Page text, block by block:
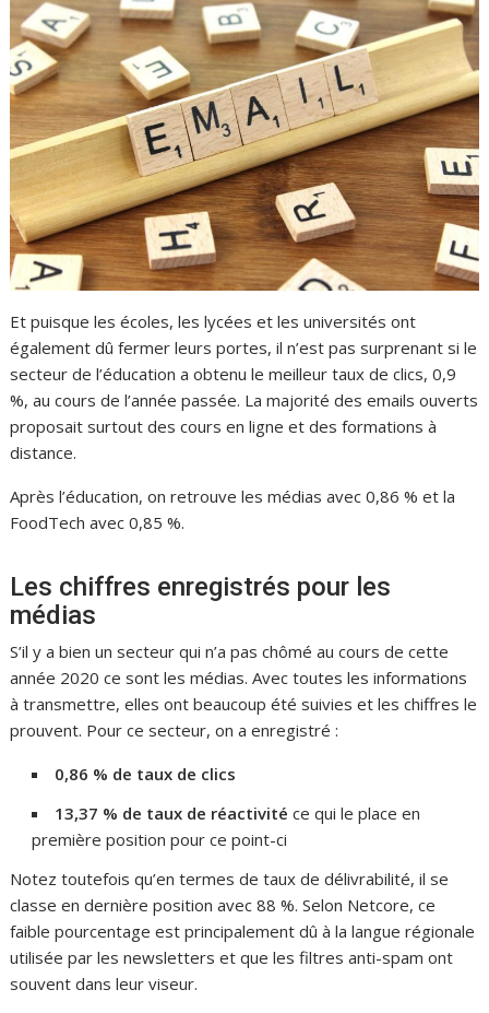
Et puisque les écoles, les lycées et les universités ont
également dû fermer leurs portes, il n’est pas surprenant si le
secteur de l’éducation a obtenu le meilleur taux de clics, 0,9
%, au cours de l’année passée. La majorité des emails ouverts
proposait surtout des cours en ligne et des formations à
distance.
Après l’éducation, on retrouve les médias avec 0,86 % et la
FoodTech avec 0,85 %.
Les chiffres enregistrés pour les
médias
S’il y a bien un secteur qui n’a pas chômé au cours de cette
année 2020 ce sont les médias. Avec toutes les informations
à transmettre, elles ont beaucoup été suivies et les chiffres le
prouvent. Pour ce secteur, on a enregistré :
0,86 % de taux de clics
13,37 % de taux de réactivité ce qui le place en
première position pour ce point-ci
Notez toutefois qu’en termes de taux de délivrabilité, il se
classe en dernière position avec 88 %. Selon Netcore, ce
faible pourcentage est principalement dû à la langue régionale
utilisée par les newsletters et que les filtres anti-spam ont
souvent dans leur viseur.